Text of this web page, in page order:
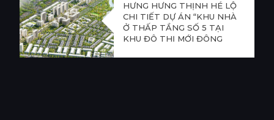
HƯNG HƯNG THỊNH HÉ LỘ
CHI TIẾT DỰ ÁN “KHU NHÀ
Ở THẤP TẦNG SỐ 5 TẠI
KHU ĐÔ THỊ MỚI ĐÔNG